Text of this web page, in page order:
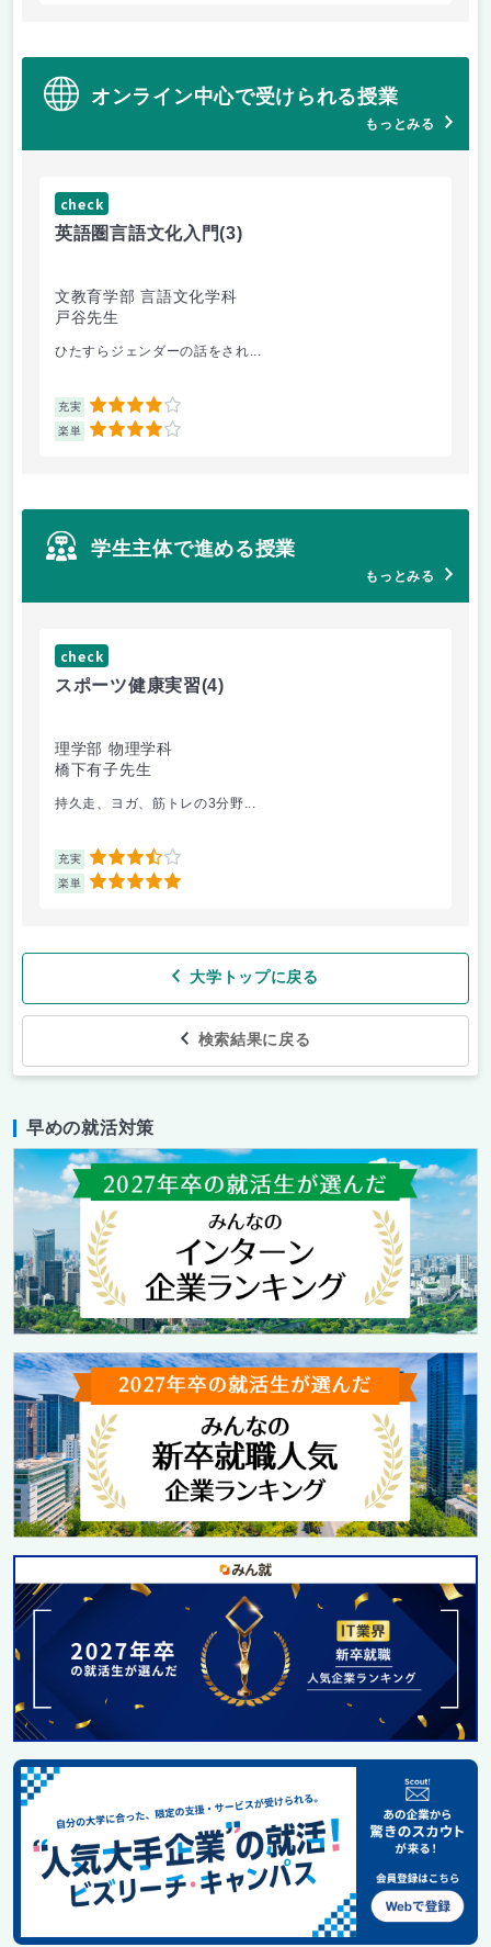
オンライン中心で受けられる授業
もっとみる
check
英語圏言語文化入門(3)
文教育学部 言語文化学科
戸谷先生
ひたすらジェンダーの話をされ...
充実 4
楽単 4
学生主体で進める授業
もっとみる
check
スポーツ健康実習(4)
理学部 物理学科
橋下有子先生
持久走、ヨガ、筋トレの3分野...
充実 3.5
楽単 5
大学トップに戻る
検索結果に戻る
早めの就活対策